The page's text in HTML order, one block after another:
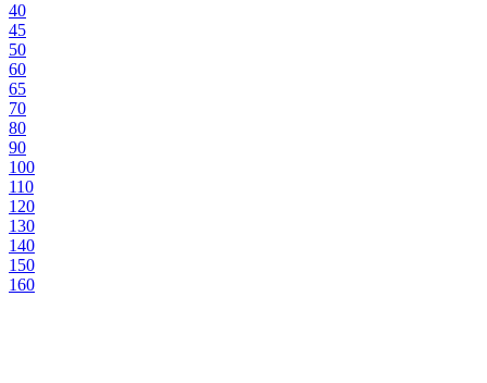
40
45
50
60
65
70
80
90
100
110
120
130
140
150
160